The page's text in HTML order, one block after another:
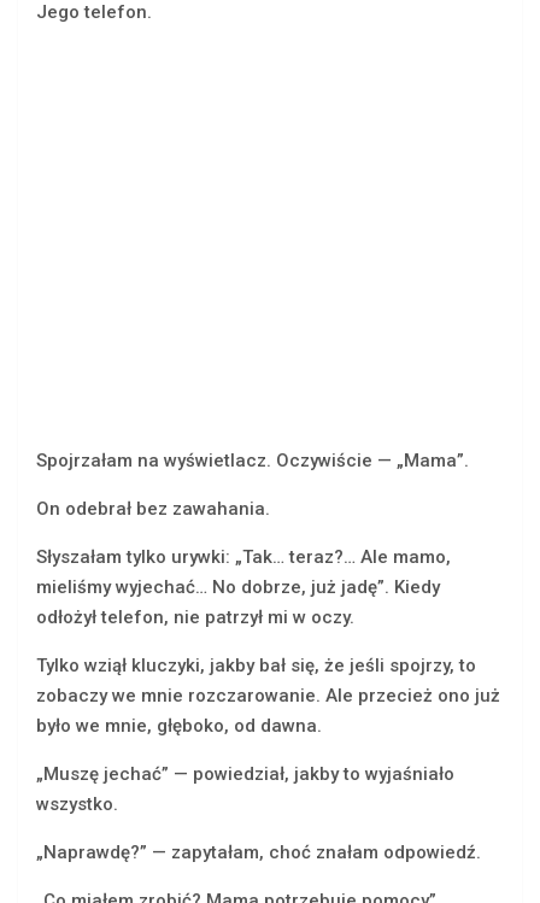
Jego telefon.
Spojrzałam na wyświetlacz. Oczywiście — „Mama”.
On odebrał bez zawahania.
Słyszałam tylko urywki: „Tak… teraz?… Ale mamo,
mieliśmy wyjechać… No dobrze, już jadę”. Kiedy
odłożył telefon, nie patrzył mi w oczy.
Tylko wziął kluczyki, jakby bał się, że jeśli spojrzy, to
zobaczy we mnie rozczarowanie. Ale przecież ono już
było we mnie, głęboko, od dawna.
„Muszę jechać” — powiedział, jakby to wyjaśniało
wszystko.
„Naprawdę?” — zapytałam, choć znałam odpowiedź.